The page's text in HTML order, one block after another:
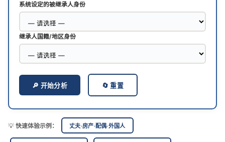
系统设定的被继承人身份
继承人国籍/地区身份
🔎 开始分析 🔄 重置
💡 快速体验示例： 丈夫·房产·配偶·外国人